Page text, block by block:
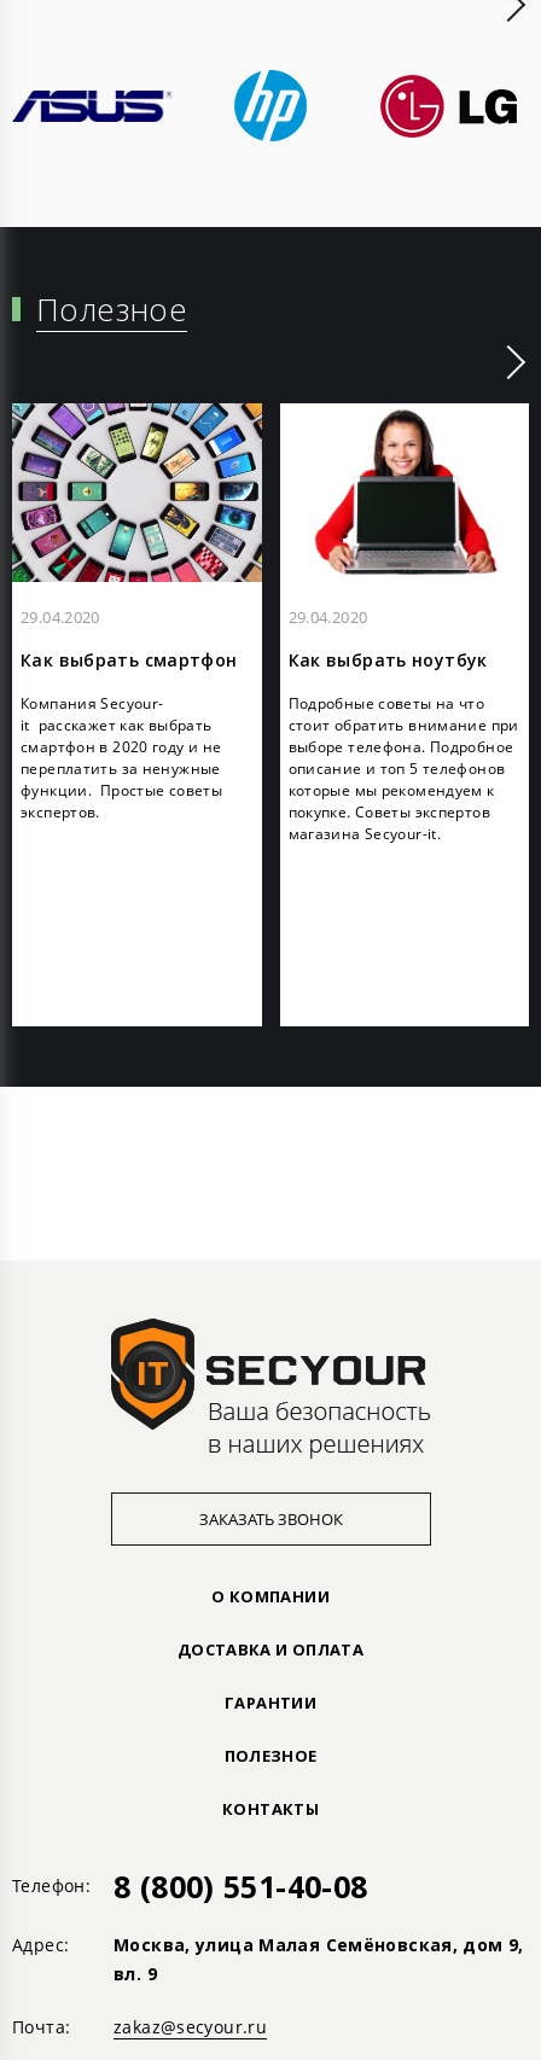
Полезное
29.04.2020
Как выбрать смартфон
Компания Secyour-
it расскажет как выбрать
смартфон в 2020 году и не
переплатить за ненужные
функции. Простые советы
экспертов.
29.04.2020
Как выбрать ноутбук
Подробные советы на что
стоит обратить внимание при
выборе телефона. Подробное
описание и топ 5 телефонов
которые мы рекомендуем к
покупке. Советы экспертов
магазина Secyour-it.
Телефон: 8 (800) 551-40-08
Адрес:
Москва, улица Малая Семёновская, дом 9,
вл. 9
Почта: zakaz@secyour.ru
ЗАКАЗАТЬ ЗВОНОК
О КОМПАНИИ
ДОСТАВКА И ОПЛАТА
ГАРАНТИИ
ПОЛЕЗНОЕ
КОНТАКТЫ